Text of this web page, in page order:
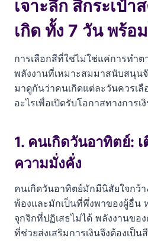
เจาะลึก สีกระเป๋
เกิด ทั้ง 7 วัน พร้อ
การเลือกสีที่ใช่ไม่ใช่แค่การทำ
พลังงานที่เหมาะสมมาสนับสนุน
มาดูกันว่าคนเกิดแต่ละวันควรเลื
อะไรเพื่อเปิดรับโอกาสทางการเ
1. คนเกิดวันอาทิตย์:
ความมั่งคั่ง
คนเกิดวันอาทิตย์มักมีนิสัยใจกว้า
พ้องและมักเป็นที่พึ่งพาของผู้อื่น
จุกจิกที่ปฏิเสธไม่ได้ พลังงานข
ที่ช่วยส่งเสริมการเงินจึงต้องเป็